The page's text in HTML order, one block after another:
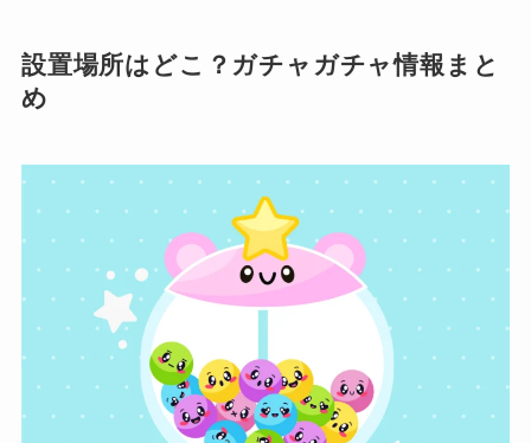
設置場所はどこ？ガチャガチャ情報まと
め